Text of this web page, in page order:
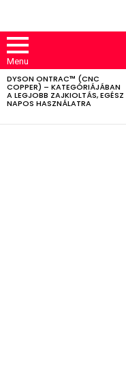
Menu
LATEST
STORIES
DYSON ONTRAC™ (CNC
COPPER) – KATEGÓRIÁJÁBAN
A LEGJOBB ZAJKIOLTÁS, EGÉSZ
NAPOS HASZNÁLATRA